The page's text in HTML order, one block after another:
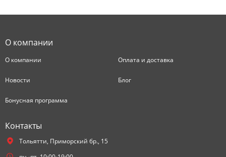
О компании
О компании Оплата и доставка
Новости Блог
Бонусная программа
Контакты
Тольятти, Приморский бр., 15